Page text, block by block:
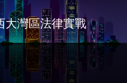
大灣區法律實戰